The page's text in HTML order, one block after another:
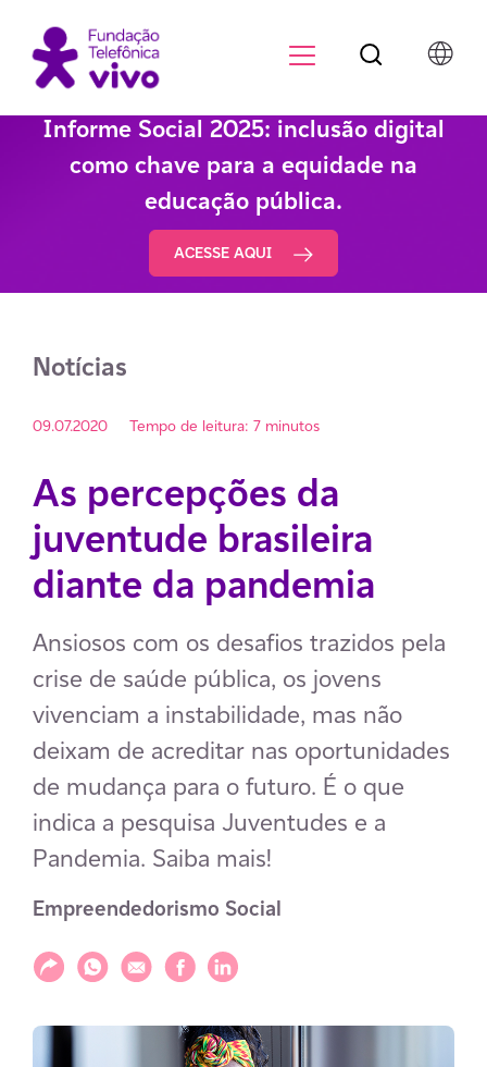
Informe Social 2025: inclusão digital
como chave para a equidade na
educação pública.
ACESSE AQUI
Notícias
09.07.2020 Tempo de leitura: 7 minutos
As percepções da
juventude brasileira
diante da pandemia
Ansiosos com os desafios trazidos pela
crise de saúde pública, os jovens
vivenciam a instabilidade, mas não
deixam de acreditar nas oportunidades
de mudança para o futuro. É o que
indica a pesquisa Juventudes e a
Pandemia. Saiba mais!
Empreendedorismo Social
Compartilhar
Compartilhar via WhatsApp
Compartilhar via E-mail
Compartilhar via Facebook
Compartilhar via LinkedIn
Botão de